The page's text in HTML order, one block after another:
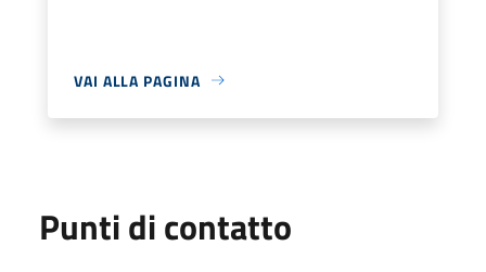
VAI ALLA PAGINA
Punti di contatto